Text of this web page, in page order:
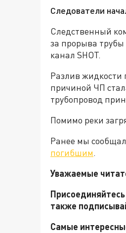
Следователи
Следственный
за прорыва
канал SHOT.
Разлив
причиной ЧП
трубопровод
Помимо реки
Ранее мы
погибшим.
Уважаемые
также
Самые